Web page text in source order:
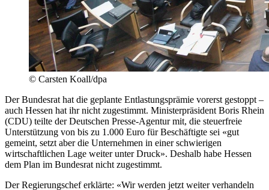
© Carsten Koall/dpa
Der Bundesrat hat die geplante Entlastungsprämie vorerst gestoppt –
auch Hessen hat ihr nicht zugestimmt. Ministerpräsident Boris Rhein
(CDU) teilte der Deutschen Presse-Agentur mit, die steuerfreie
Unterstützung von bis zu 1.000 Euro für Beschäftigte sei «gut
gemeint, setzt aber die Unternehmen in einer schwierigen
wirtschaftlichen Lage weiter unter Druck». Deshalb habe Hessen
dem Plan im Bundesrat nicht zugestimmt.
Der Regierungschef erklärte: «Wir werden jetzt weiter verhandeln